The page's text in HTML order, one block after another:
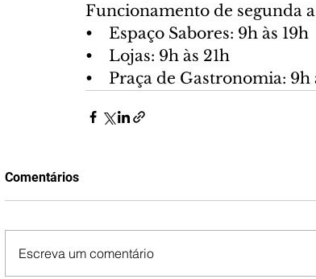
Funcionamento de segunda
•    Espaço Sabores: 9h às 19h
•    Lojas: 9h às 21h
•    Praça de Gastronomia: 9h
Comentários
Escreva um comentário